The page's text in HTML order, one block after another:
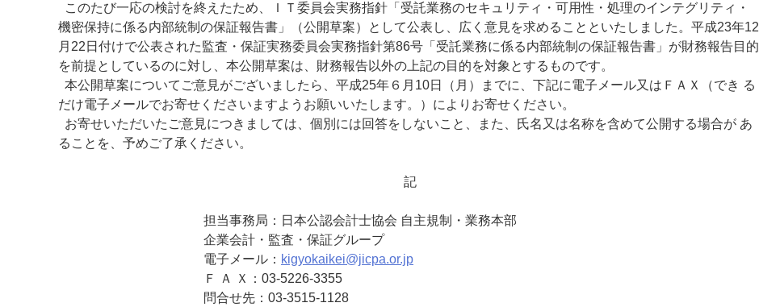
このたび一応の検討を終えたため、ＩＴ委員会実務指針「受託業務のセキュリティ・可用性・処理のインテグリティ・
機密保持に係る内部統制の保証報告書」（公開草案）として公表し、広く意見を求めることといたしました。平成23年12
月22日付けで公表された監査・保証実務委員会実務指針第86号「受託業務に係る内部統制の保証報告書」が財務報告目的
を前提としているのに対し、本公開草案は、財務報告以外の上記の目的を対象とするものです。
本公開草案についてご意見がございましたら、平成25年６月10日（月）までに、下記に電子メール又はＦＡＸ（でき る
だけ電子メールでお寄せくださいますようお願いいたします。）によりお寄せください。
お寄せいただいたご意見につきましては、個別には回答をしないこと、また、氏名又は名称を含めて公開する場合が あ
ることを、予めご了承ください。
記
担当事務局：日本公認会計士協会 自主規制・業務本部
企業会計・監査・保証グループ
電子メール： kigyokaikei@jicpa.or.jp
Ｆ Ａ Ｘ：03-5226-3355
問合せ先：03-3515-1128